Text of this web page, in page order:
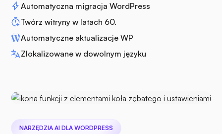
Automatyczna migracja WordPress
Twórz witryny w latach 60.
Automatyczne aktualizacje WP
Zlokalizowane w dowolnym języku
NARZĘDZIA AI DLA WORDPRESS